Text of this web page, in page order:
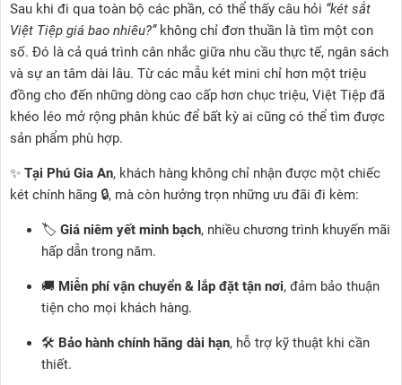
Sau khi đi qua toàn bộ các phần, có thể thấy câu hỏi “két sắt
Việt Tiệp giá bao nhiêu?”không chỉ đơn thuần là tìm một con
số. Đó là cả quá trình cân nhắc giữa nhu cầu thực tế, ngân sách
và sự an tâm dài lâu. Từ các mẫu két mini chỉ hơn một triệu
đồng cho đến những dòng cao cấp hơn chục triệu, Việt Tiệp đã
khéo léo mở rộng phân khúc để bất kỳ ai cũng có thể tìm được
sản phẩm phù hợp.
✨ Tại Phú Gia An, khách hàng không chỉ nhận được một chiếc
két chính hãng 🔒, mà còn hưởng trọn những ưu đãi đi kèm:
🏷️ Giá niêm yết minh bạch, nhiều chương trình khuyến mãi
hấp dẫn trong năm.
🚚 Miễn phí vận chuyển & lắp đặt tận nơi, đảm bảo thuận
tiện cho mọi khách hàng.
🛠️ Bảo hành chính hãng dài hạn, hỗ trợ kỹ thuật khi cần
thiết.